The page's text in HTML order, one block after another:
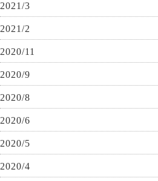
2021/3
2021/2
2020/11
2020/9
2020/8
2020/6
2020/5
2020/4